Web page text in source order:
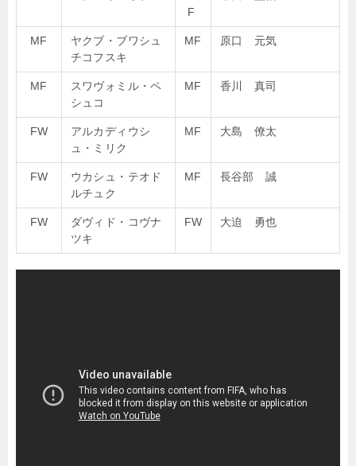
F
MF
ヤクブ・ブワシュ
チコフスキ
MF 原口 元気
MF
スワヴォミル・ペ
シュコ
MF 香川 真司
FW
アルカディウシ
ュ・ミリク
MF 大島 僚太
FW
ウカシュ・テオド
ルチュク
MF 長谷部 誠
FW
ダヴィド・コヴナ
ツキ
FW 大迫 勇也